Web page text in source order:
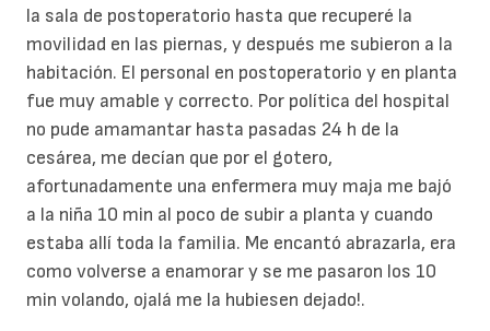
la sala de postoperatorio hasta que recuperé la
movilidad en las piernas, y después me subieron a la
habitación. El personal en postoperatorio y en planta
fue muy amable y correcto. Por política del hospital
no pude amamantar hasta pasadas 24 h de la
cesárea, me decían que por el gotero,
afortunadamente una enfermera muy maja me bajó
a la niña 10 min al poco de subir a planta y cuando
estaba allí toda la familia. Me encantó abrazarla, era
como volverse a enamorar y se me pasaron los 10
min volando, ojalá me la hubiesen dejado!.